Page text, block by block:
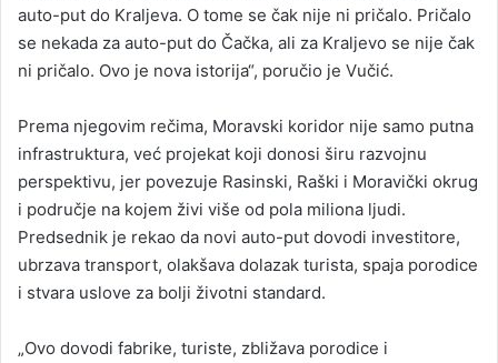
auto-put do Kraljeva. O tome se čak nije ni pričalo. Pričalo
se nekada za auto-put do Čačka, ali za Kraljevo se nije čak
ni pričalo. Ovo je nova istorija“, poručio je Vučić.
Prema njegovim rečima, Moravski koridor nije samo putna
infrastruktura, već projekat koji donosi širu razvojnu
perspektivu, jer povezuje Rasinski, Raški i Moravički okrug
i područje na kojem živi više od pola miliona ljudi.
Predsednik je rekao da novi auto-put dovodi investitore,
ubrzava transport, olakšava dolazak turista, spaja porodice
i stvara uslove za bolji životni standard.
„Ovo dovodi fabrike, turiste, zbližava porodice i